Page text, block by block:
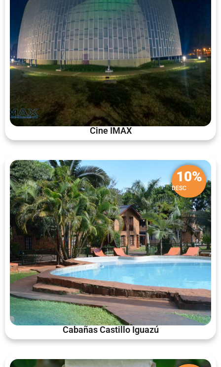
Cine IMAX
10%
DESC
Cabañas Castillo Iguazú